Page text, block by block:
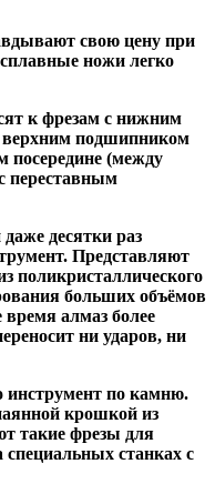
свою цену при
ножи легко
к фрезам с нижним
верхним подшипником
посередине (между
переставным
десятки раз
Представляют
поликристаллического
больших объёмов
алмаз более
ни ударов, ни
инструмент по камню.
крошкой из
такие фрезы для
станках с